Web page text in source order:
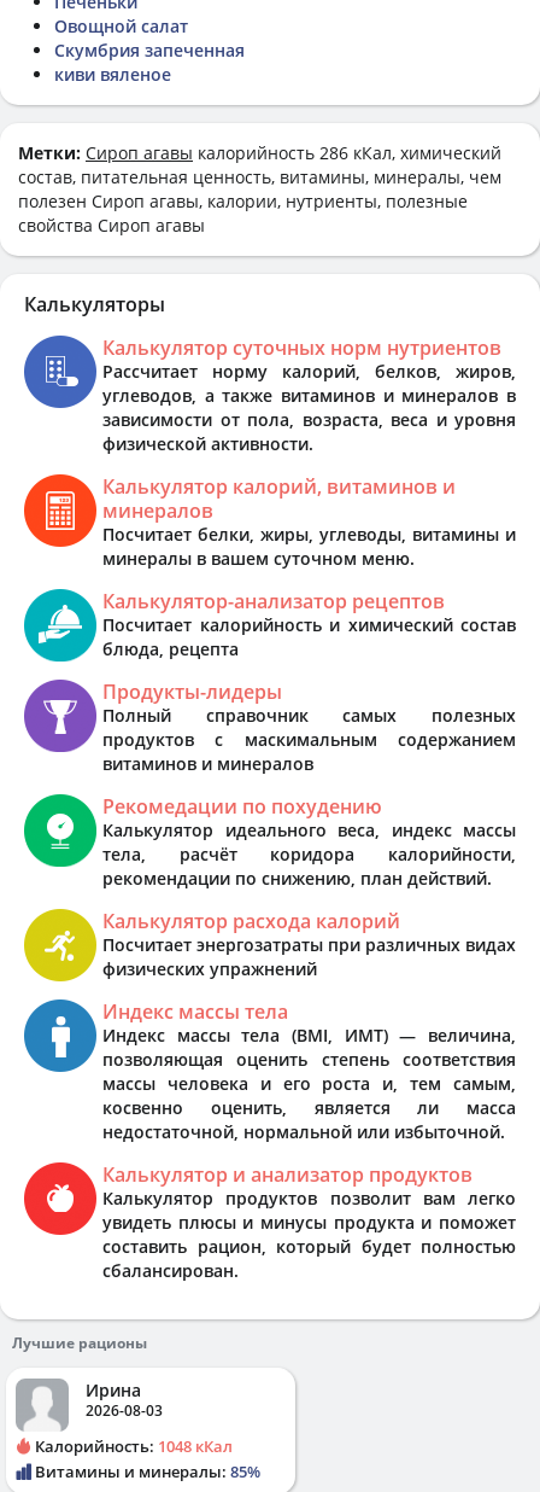
Овощной салат
Скумбрия запеченная
киви вяленое
Метки: Сироп агавы калорийность 286 кКал, химический
состав, питательная ценность, витамины, минералы, чем
полезен Сироп агавы, калории, нутриенты, полезные
свойства Сироп агавы
Калькуляторы
Калькулятор суточных норм нутриентов
Рассчитает норму калорий, белков, жиров,
углеводов, а также витаминов и минералов в
зависимости от пола, возраста, веса и уровня
физической активности.
Калькулятор калорий, витаминов и
минералов
Посчитает белки, жиры, углеводы, витамины и
минералы в вашем суточном меню.
Калькулятор-анализатор рецептов
Посчитает калорийность и химический состав
блюда, рецепта
Продукты-лидеры
Полный справочник самых полезных
продуктов с маскимальным содержанием
витаминов и минералов
Рекомедации по похудению
Калькулятор идеального веса, индекс массы
тела, расчёт коридора калорийности,
рекомендации по снижению, план действий.
Калькулятор расхода калорий
Посчитает энергозатраты при различных видах
физических упражнений
Индекс массы тела
Индекс массы тела (BMI, ИМТ) — величина,
позволяющая оценить степень соответствия
массы человека и его роста и, тем самым,
косвенно оценить, является ли масса
недостаточной, нормальной или избыточной.
Калькулятор и анализатор продуктов
Калькулятор продуктов позволит вам легко
увидеть плюсы и минусы продукта и поможет
составить рацион, который будет полностью
сбалансирован.
Лучшие рационы
Ирина
2026-08-03
Калорийность: 1048 кКал
Витамины и минералы: 85%